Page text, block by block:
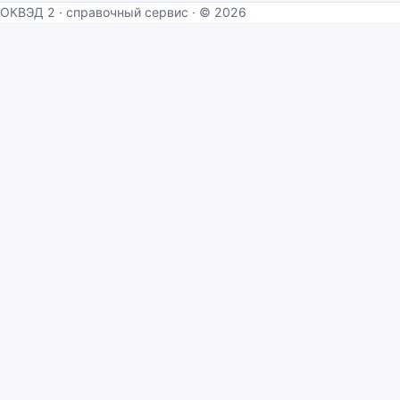
ОКВЭД 2 · справочный сервис · © 2026